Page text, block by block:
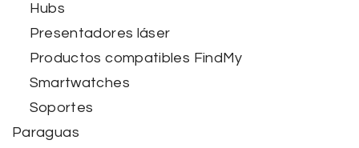
Hubs
Presentadores láser
Productos compatibles FindMy
Smartwatches
Soportes
Paraguas